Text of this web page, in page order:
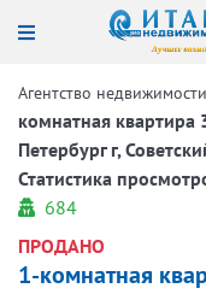
Агентство
комнатная
Петербург г,
Статистика
684
ПРОДАНО
1-комнатная